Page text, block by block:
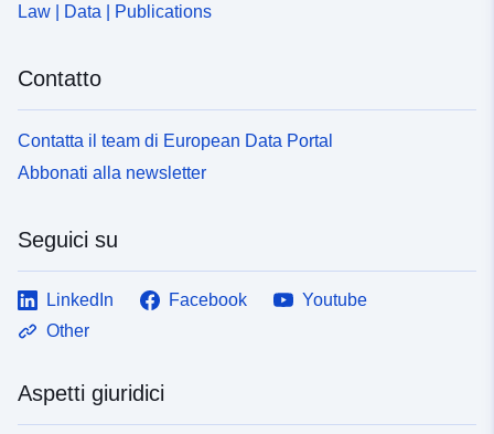
Law | Data | Publications
Contatto
Contatta il team di European Data Portal
Abbonati alla newsletter
Seguici su
LinkedIn Facebook
Youtube
Other
Aspetti giuridici